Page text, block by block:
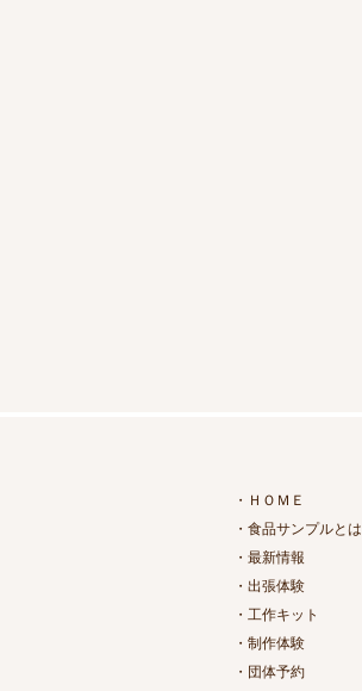
・ＨＯＭＥ​
・食品サンプルとは
・最新情報
・出張体験
・工作キット
・制作体験
​・団体予約